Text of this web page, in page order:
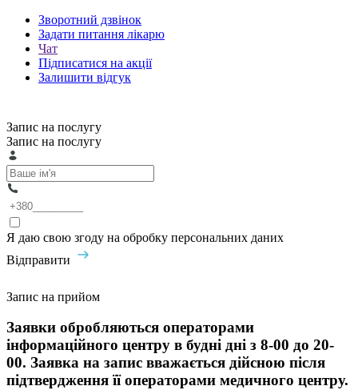
Зворотний дзвінок
Задати питання лікарю
Чат
Підписатися на акції
Залишити відгук
Запис на послугу
Запис на послугу
Я даю свою згоду на обробку персональних даних
Відправити
Запис на прийом
Заявки обробляються операторами
інформаційного центру в будні дні з 8-00 до 20-
00. Заявка на запис вважається дійсною після
підтвердження її операторами медичного центру.